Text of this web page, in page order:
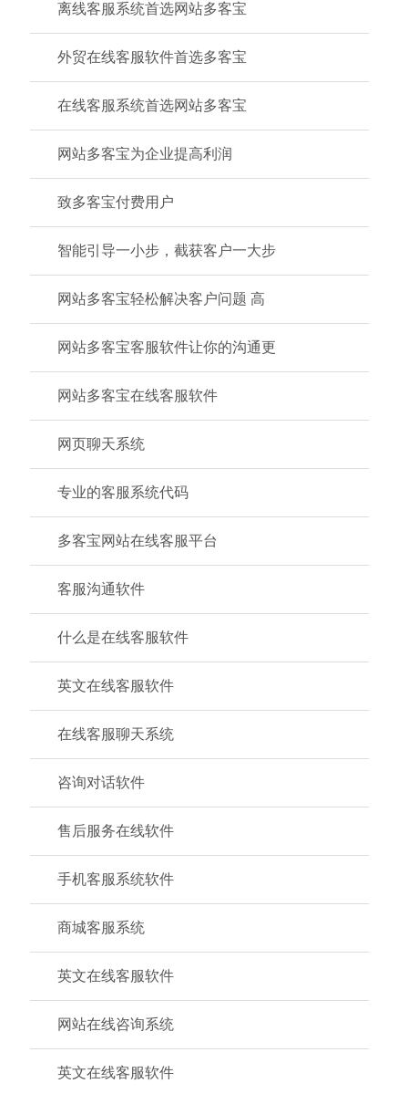
离线客服系统首选网站多客宝
外贸在线客服软件首选多客宝
在线客服系统首选网站多客宝
网站多客宝为企业提高利润
致多客宝付费用户
智能引导一小步，截获客户一大步
网站多客宝轻松解决客户问题 高
网站多客宝客服软件让你的沟通更
网站多客宝在线客服软件
网页聊天系统
专业的客服系统代码
多客宝网站在线客服平台
客服沟通软件
什么是在线客服软件
英文在线客服软件
在线客服聊天系统
咨询对话软件
售后服务在线软件
手机客服系统软件
商城客服系统
英文在线客服软件
网站在线咨询系统
英文在线客服软件